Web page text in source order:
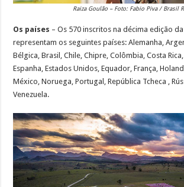
Raiza Goulão – Foto: Fabio Piva / Brasil
Os países – Os 570 inscritos na décima edição
representam os seguintes países: Alemanha,
Bélgica, Brasil, Chile, Chipre, Colômbia, Costa
Espanha, Estados Unidos, Equador, França,
México, Noruega, Portugal, República Tcheca ,
Venezuela.